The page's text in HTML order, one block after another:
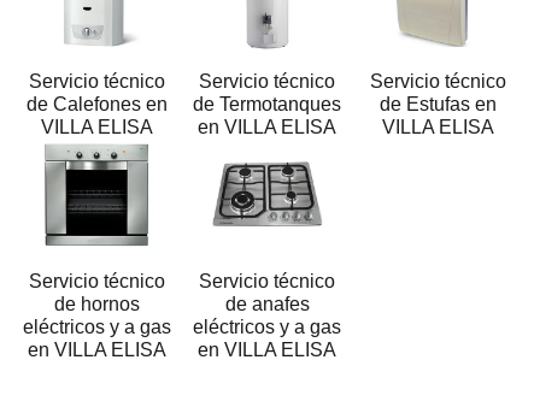
Servicio técnico
de Calefones en
VILLA ELISA
Servicio técnico
de Termotanques
en VILLA ELISA
Servicio técnico
de Estufas en
VILLA ELISA
Servicio técnico
de hornos
eléctricos y a gas
en VILLA ELISA
Servicio técnico
de anafes
eléctricos y a gas
en VILLA ELISA